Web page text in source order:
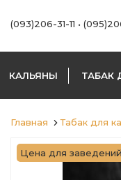
(093)206-31-11 •
КАЛЬЯНЫ ТАБАК
Главная Табак для
Цена для